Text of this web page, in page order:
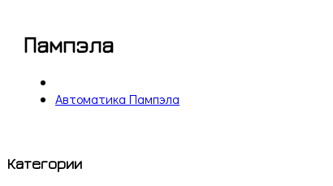
Пампэла
Автоматика Пампэла
Категории